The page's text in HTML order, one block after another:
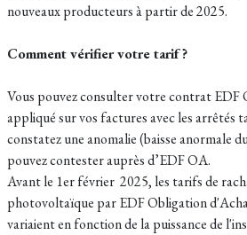
nouveaux producteurs à partir de 2025.
Comment vérifier votre tarif ?
Vous pouvez consulter votre contrat
appliqué sur vos factures avec les arrêtés
constatez une anomalie (baisse anormale
pouvez contester auprès d’EDF OA.
Avant le 1er février 2025, les tarifs de
photovoltaïque par EDF Obligation
variaient en fonction de la puissance de